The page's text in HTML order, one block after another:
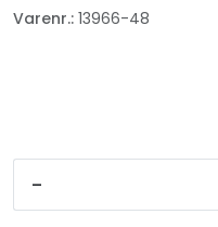
Varenr.: 13966-48
-